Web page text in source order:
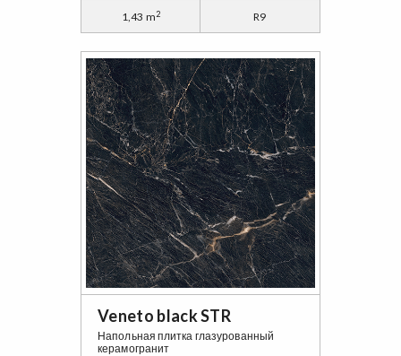
1,43 m2 R9
Veneto black STR
Напольная плитка глазурованный
керамогранит